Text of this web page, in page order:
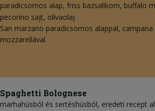
paradicsomos alap friss bazsalikom buffalo
pecorino sajt olívaolaj
San marzano paradicsomos alappal,
mozzarellával
Spaghetti Bolognese
marhahúsból és sertéshúsból, eredeti recept